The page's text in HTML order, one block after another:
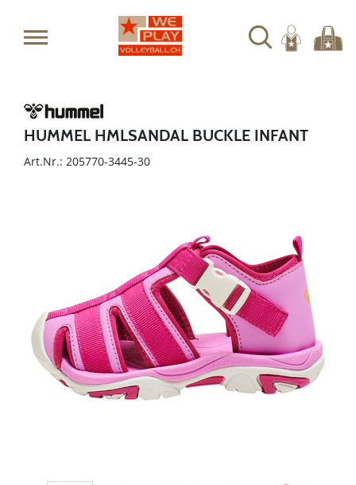
HUMMEL HMLSANDAL BUCKLE INFANT
Art.Nr.: 205770-3445-30